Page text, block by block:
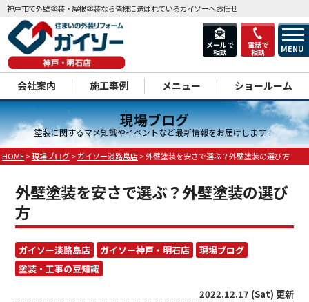
メールで
相談
電話で
相談 MENU
神戸市で外壁塗装・屋根塗装なら皆様に選ばれているガイソーへお任せ
会社案内 施工事例 メニュー ショールーム
現場ブログ
塗装に関するマメ知識やイベントなど最新情報をお届けします！
HOME>現場ブログ>ガイソー淡路島店>外壁塗装を安さで選ぶ？外壁塗装の選び方
外壁塗装を安さで選ぶ？外壁塗装の選び
方
ガイソー淡路島店 ガイソー神戸・明石店
現場ブログ
塗装・工事の豆知識
2022.12.17 (Sat) 更新